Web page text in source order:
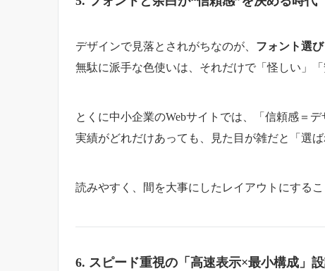
デザインで見落とされがちなのが、 フォント選
無駄に派手な色使いは、それだけで「怪しい」
とくに中小企業のWebサイトでは、「信頼感＝
実績がどれだけあっても、見た目が雑だと「選
読みやすく、間を大事にしたレイアウトにするこ
6. スピード重視の「高速表示×最小構成」